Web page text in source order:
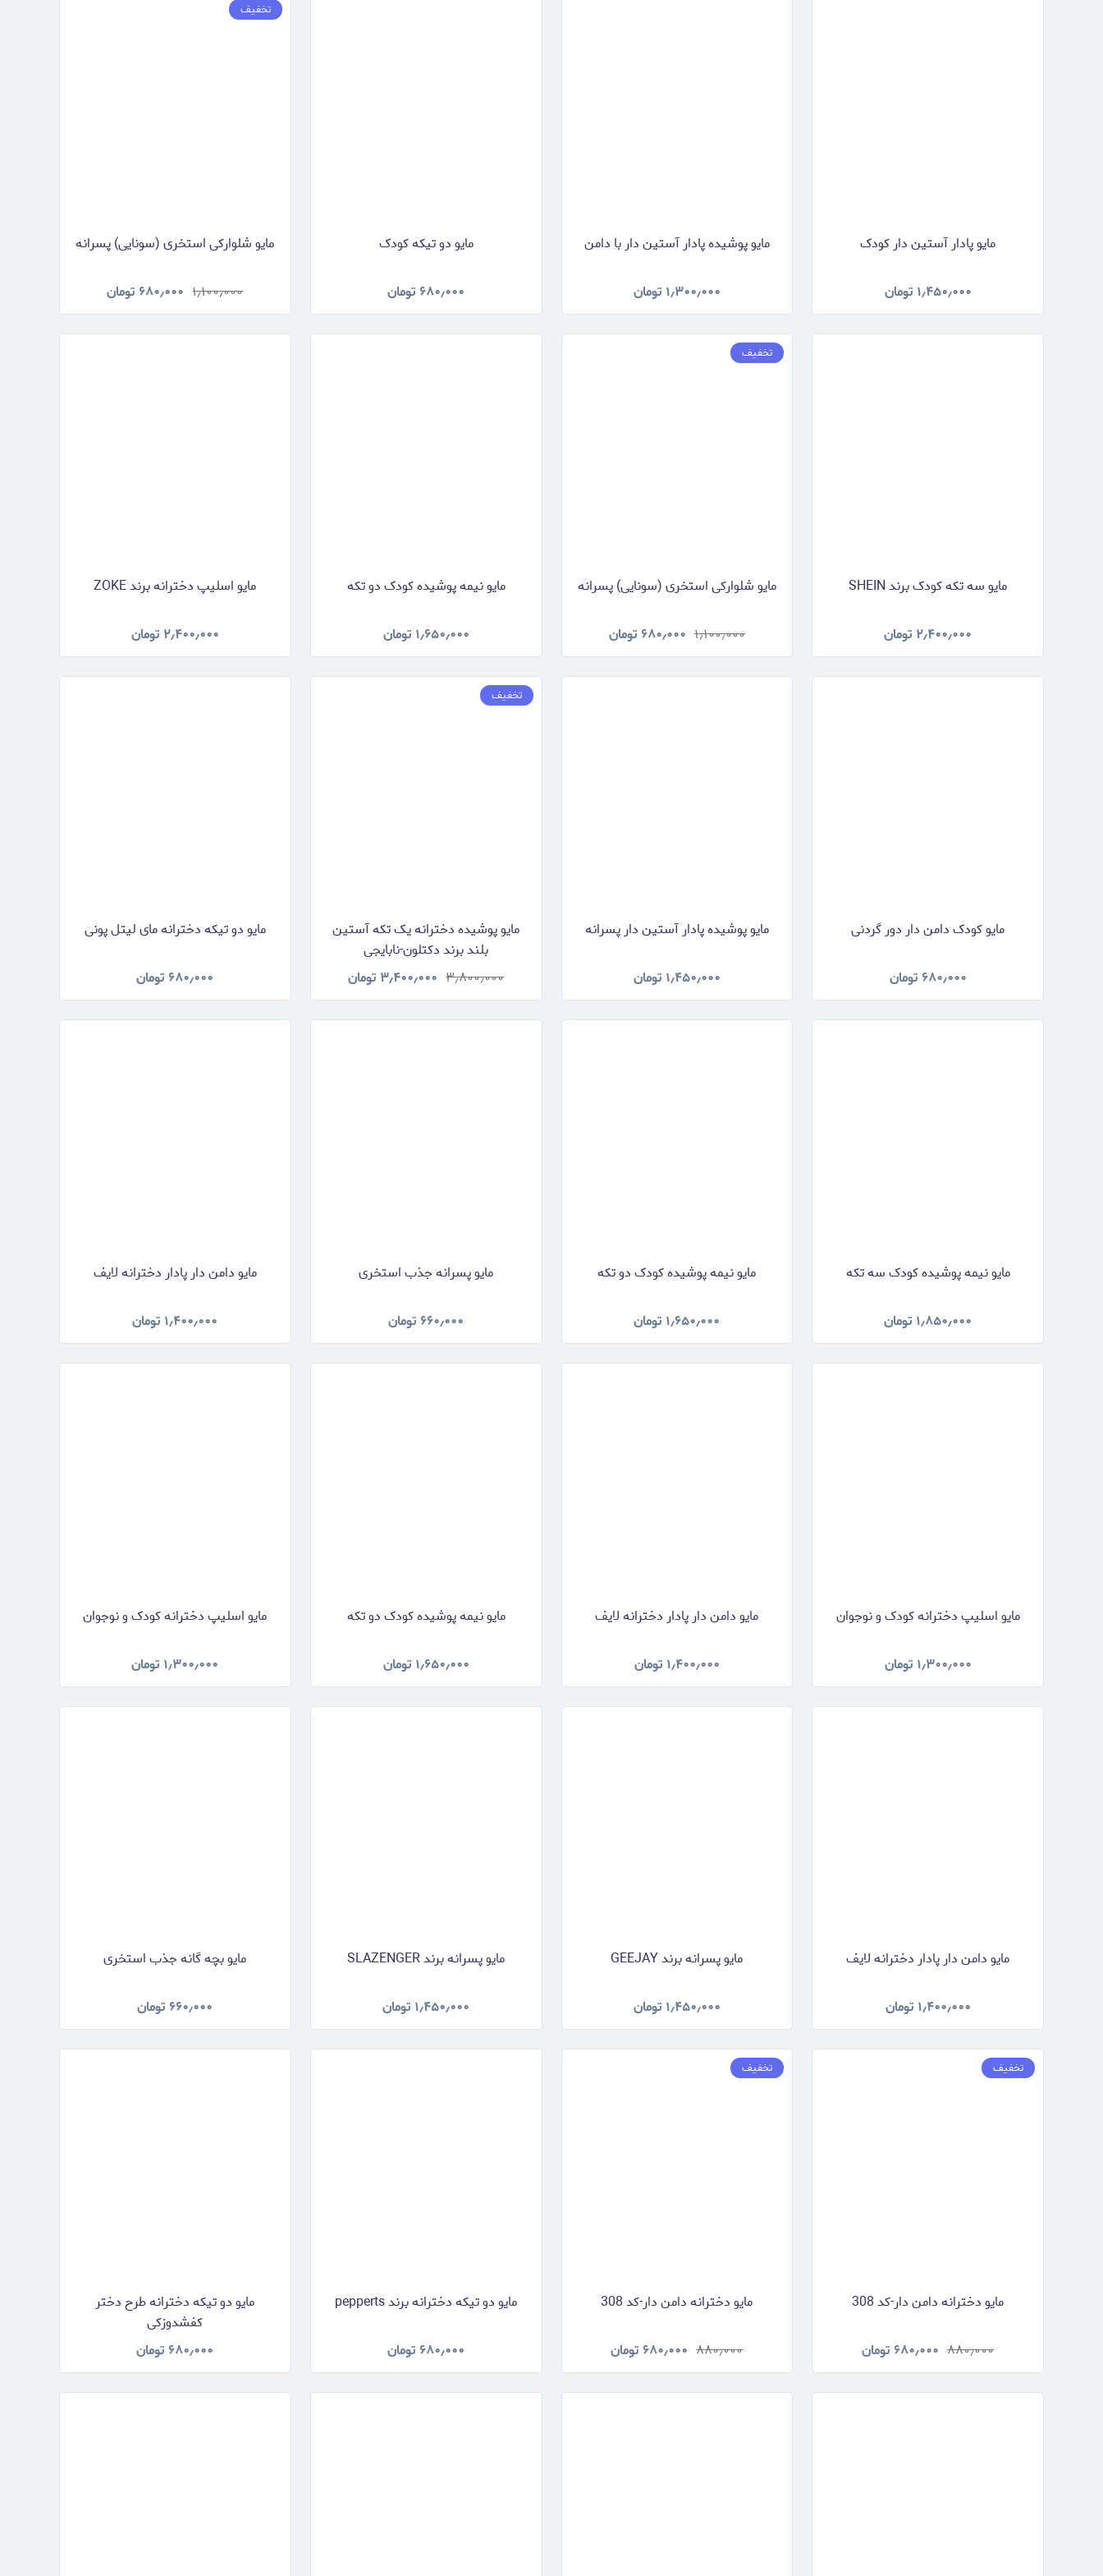
مایو پادار آستین دار کودک
۱٫۴۵۰٫۰۰۰ تومان
مایو پوشیده پادار آستین دار با دامن
۱٫۳۰۰٫۰۰۰ تومان
مایو دو تیکه کودک
۶۸۰٫۰۰۰ تومان
تخفیف
مایو شلوارکی استخری (سونایی) پسرانه
۱٫۱۰۰٫۰۰۰ ۶۸۰٫۰۰۰ تومان
مایو سه تکه کودک برند SHEIN
۲٫۴۰۰٫۰۰۰ تومان
تخفیف
مایو شلوارکی استخری (سونایی) پسرانه
۱٫۱۰۰٫۰۰۰ ۶۸۰٫۰۰۰ تومان
مایو نیمه پوشیده کودک دو تکه
۱٫۶۵۰٫۰۰۰ تومان
مایو اسلیپ دخترانه برند ZOKE
۲٫۴۰۰٫۰۰۰ تومان
مایو کودک دامن دار دور گردنی
۶۸۰٫۰۰۰ تومان
مایو پوشیده پادار آستین دار پسرانه
۱٫۴۵۰٫۰۰۰ تومان
تخفیف
مایو پوشیده دخترانه یک تکه آستین
بلند برند دکتلون-نابایجی
۳٫۸۰۰٫۰۰۰ ۳٫۴۰۰٫۰۰۰ تومان
مایو دو تیکه دخترانه مای لیتل پونی
۶۸۰٫۰۰۰ تومان
مایو نیمه پوشیده کودک سه تکه
۱٫۸۵۰٫۰۰۰ تومان
مایو نیمه پوشیده کودک دو تکه
۱٫۶۵۰٫۰۰۰ تومان
مایو پسرانه جذب استخری
۶۶۰٫۰۰۰ تومان
مایو دامن دار پادار دخترانه لایف
۱٫۴۰۰٫۰۰۰ تومان
مایو اسلیپ دخترانه کودک و نوجوان
۱٫۳۰۰٫۰۰۰ تومان
مایو دامن دار پادار دخترانه لایف
۱٫۴۰۰٫۰۰۰ تومان
مایو نیمه پوشیده کودک دو تکه
۱٫۶۵۰٫۰۰۰ تومان
مایو اسلیپ دخترانه کودک و نوجوان
۱٫۳۰۰٫۰۰۰ تومان
مایو دامن دار پادار دخترانه لایف
۱٫۴۰۰٫۰۰۰ تومان
مایو پسرانه برند GEEJAY
۱٫۴۵۰٫۰۰۰ تومان
مایو پسرانه برند SLAZENGER
۱٫۴۵۰٫۰۰۰ تومان
مایو بچه گانه جذب استخری
۶۶۰٫۰۰۰ تومان
تخفیف
مایو دخترانه دامن دار-کد 308
۸۸۰٫۰۰۰ ۶۸۰٫۰۰۰ تومان
تخفیف
مایو دخترانه دامن دار-کد 308
۸۸۰٫۰۰۰ ۶۸۰٫۰۰۰ تومان
مایو دو تیکه دخترانه برند pepperts
۶۸۰٫۰۰۰ تومان
مایو دو تیکه دخترانه طرح دختر
کفشدوزکی
۶۸۰٫۰۰۰ تومان